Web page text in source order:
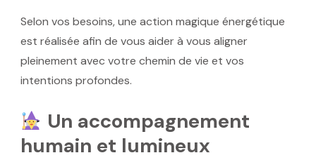
Selon vos besoins, une action magique énergétique
est réalisée afin de vous aider à vous aligner
pleinement avec votre chemin de vie et vos
intentions profondes.
Un accompagnement
humain et lumineux